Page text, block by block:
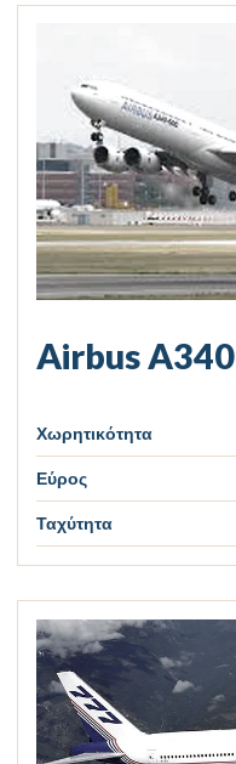
Airbus A340
Χωρητικότητα
Εύρος
Ταχύτητα